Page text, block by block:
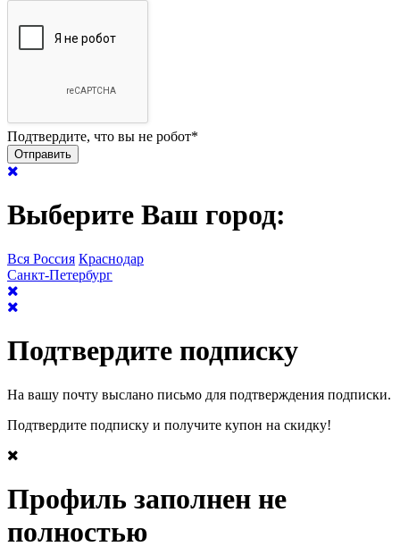
Подтвердите, что вы не робот*
Выберите Ваш город:
Вся Россия Краснодар
Санкт-Петербург
Подтвердите подписку
На вашу почту выслано письмо для подтверждения подписки.
Подтвердите подписку и получите купон на скидку!
Профиль заполнен не
полностью